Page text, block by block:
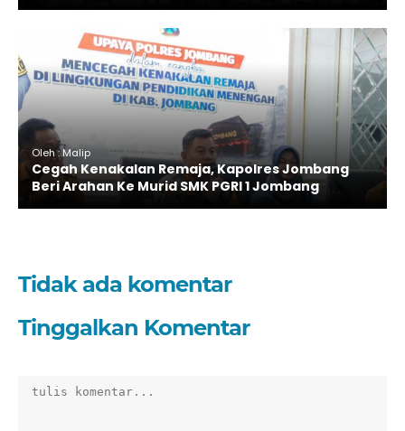
Oleh : Malip
Cegah Kenakalan Remaja, Kapolres Jombang
Beri Arahan Ke Murid SMK PGRI 1 Jombang
Tidak ada komentar
Tinggalkan Komentar